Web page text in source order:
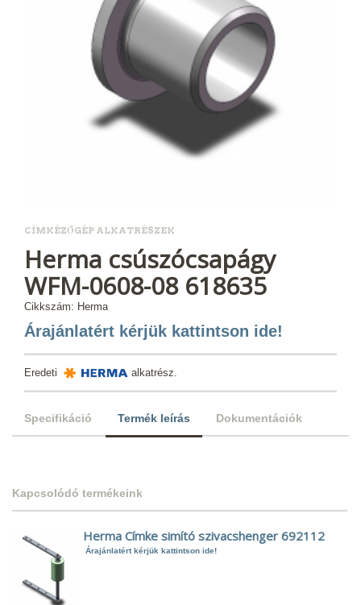
CÍMKÉZŐGÉP ALKATRÉSZEK
Herma csúszócsapágy
WFM-0608-08 618635
Cikkszám: Herma
Árajánlatért kérjük kattintson ide!
Eredeti alkatrész.
Specifikáció Termék leírás Dokumentációk
Kapcsolódó termékeink
Herma Címke simító szivacshenger 692112
Árajánlatért kérjük kattintson ide!